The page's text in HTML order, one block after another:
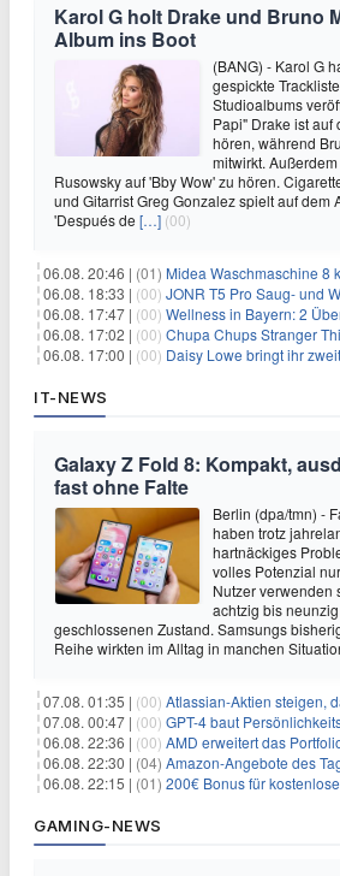
Karol G holt Drake und Bruno
Album ins Boot
(BANG) - Karol G
gespickte
Studioalbums
Papi" Drake ist auf
hören, während
mitwirkt.
Rusowsky auf 'Bby Wow' zu hören.
und Gitarrist Greg Gonzalez spielt auf dem
'Después de […] (00)
06.08. 20:46 | (01) Midea Waschmaschine 8 kg
06.08. 18:33 | (00) JONR T5 Pro Saug- und
06.08. 17:47 | (00) Wellness in Bayern: 2 Übernachtungen im DAS
06.08. 17:02 | (00) Chupa Chups Stranger Things
06.08. 17:00 | (00) Daisy Lowe bringt ihr
IT-NEWS
Galaxy Z Fold 8: Kompakt,
fast ohne Falte
Berlin (dpa/tmn) -
haben trotz
hartnäckiges
volles Potenzial
Nutzer verwenden
achtzig bis
geschlossenen Zustand. Samsungs
Reihe wirkten im Alltag in manchen
07.08. 01:35 | (00) Atlassian-Aktien steigen, da
07.08. 00:47 | (00) GPT-4 baut Persönlichkeitsfragebögen aus
06.08. 22:36 | (00) AMD erweitert das Portfolio an KI-
06.08. 22:30 | (04) Amazon-Angebote des Tages –
06.08. 22:15 | (01) 200€ Bonus für kostenloses
GAMING-NEWS